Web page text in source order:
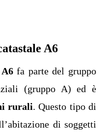
A6
fa parte del gruppo
(gruppo A) ed è
rurali. Questo tipo di
di soggetti